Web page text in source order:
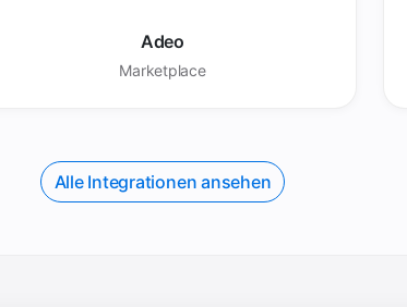
Adeo
Marketplace
Alle Integrationen ansehen